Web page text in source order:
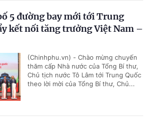
5 đường bay mới tới Trung
kết nối tăng trưởng Việt Nam –
(Chinhphu.vn) - Chào mừng chuyến
thăm cấp Nhà nước của Tổng Bí thư,
Chủ tịch nước Tô Lâm tới Trung Quốc
theo lời mời của Tổng Bí thư, Chủ...